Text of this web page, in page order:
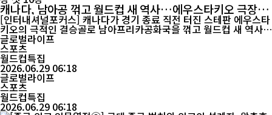
캐나다, 남아공 꺾고 월드컵 새 역사…에우스타키오 극장골
로 사상 첫 16강
[인터내셔널포커스] 캐나다가 경기 종료 직전 터진 스테판 에우스타
키오의 극적인 결승골로 남아프리카공화국을 꺾고 월드컵 새 역사를
썼다. 월드컵 본선 토너먼트 첫 승과 함께 사상 처음으로 16강 무대
에 올랐다. 캐나다는 한국시간 29일 미국 캘리포니아주 로스앤젤레
스 소파이 스타디움에서 열린 2026 FIFA 북중미 월드컵 32강전에
서 남아공을 1-0으로 제압했다. 양 팀은 경기 내...
글로벌라이프
스포츠
월드컵특집
2026.06.29 06:18
글로벌라이프
스포츠
월드컵특집
2026.06.29 06:18